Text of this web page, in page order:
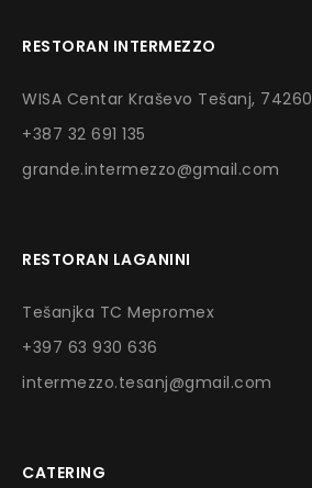
RESTORAN INTERMEZZO
WISA Centar Kraševo Tešanj, 74260
+387 32 691 135
grande.intermezzo@gmail.com
RESTORAN LAGANINI
Tešanjka TC Mepromex
+397 63 930 636
intermezzo.tesanj@gmail.com
CATERING